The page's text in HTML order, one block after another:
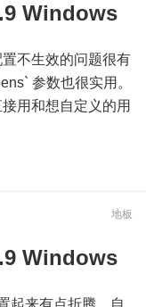
Windows
不生效的问题很有
参数也很实用。
用和想自定义的用
地板
Windows
起来有点折腾，自